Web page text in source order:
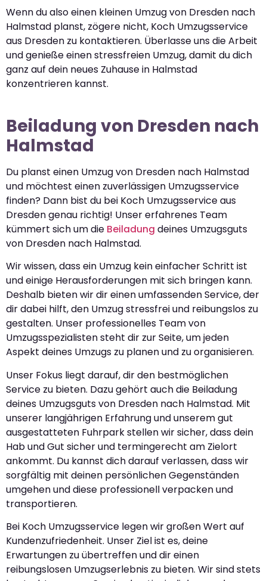
Wenn du also einen kleinen Umzug von Dresden nach
Halmstad planst, zögere nicht, Koch Umzugsservice
aus Dresden zu kontaktieren. Überlasse uns die Arbeit
und genieße einen stressfreien Umzug, damit du dich
ganz auf dein neues Zuhause in Halmstad
konzentrieren kannst.
Beiladung von Dresden nach
Halmstad
Du planst einen Umzug von Dresden nach Halmstad
und möchtest einen zuverlässigen Umzugsservice
finden? Dann bist du bei Koch Umzugsservice aus
Dresden genau richtig! Unser erfahrenes Team
kümmert sich um die Beiladung deines Umzugsguts
von Dresden nach Halmstad.
Wir wissen, dass ein Umzug kein einfacher Schritt ist
und einige Herausforderungen mit sich bringen kann.
Deshalb bieten wir dir einen umfassenden Service, der
dir dabei hilft, den Umzug stressfrei und reibungslos zu
gestalten. Unser professionelles Team von
Umzugsspezialisten steht dir zur Seite, um jeden
Aspekt deines Umzugs zu planen und zu organisieren.
Unser Fokus liegt darauf, dir den bestmöglichen
Service zu bieten. Dazu gehört auch die Beiladung
deines Umzugsguts von Dresden nach Halmstad. Mit
unserer langjährigen Erfahrung und unserem gut
ausgestatteten Fuhrpark stellen wir sicher, dass dein
Hab und Gut sicher und termingerecht am Zielort
ankommt. Du kannst dich darauf verlassen, dass wir
sorgfältig mit deinen persönlichen Gegenständen
umgehen und diese professionell verpacken und
transportieren.
Bei Koch Umzugsservice legen wir großen Wert auf
Kundenzufriedenheit. Unser Ziel ist es, deine
Erwartungen zu übertreffen und dir einen
reibungslosen Umzugserlebnis zu bieten. Wir sind stets